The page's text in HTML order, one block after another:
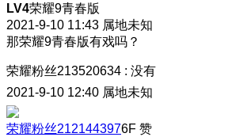
LV4荣耀9青春版
2021-9-10 11:43 属地未知
那荣耀9青春版有戏吗？
荣耀粉丝213520634 : 没有
2021-9-10 12:40 属地未知
荣耀粉丝2121443976F 赞